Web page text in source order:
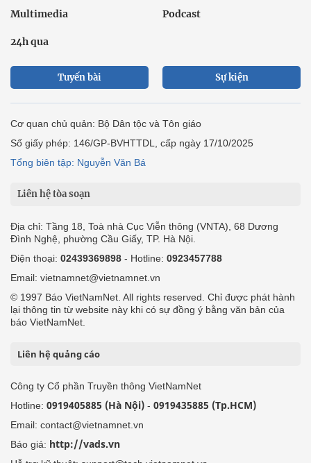
Multimedia Podcast
24h qua
Tuyến bài Sự kiện
Cơ quan chủ quản: Bộ Dân tộc và Tôn giáo
Số giấy phép: 146/GP-BVHTTDL, cấp ngày 17/10/2025
Tổng biên tập: Nguyễn Văn Bá
Liên hệ tòa soạn
Địa chỉ: Tầng 18, Toà nhà Cục Viễn thông (VNTA), 68 Dương
Đình Nghệ, phường Cầu Giấy, TP. Hà Nội.
Điện thoại: 02439369898 - Hotline: 0923457788
Email: vietnamnet@vietnamnet.vn
© 1997 Báo VietNamNet. All rights reserved. Chỉ được phát hành
lại thông tin từ website này khi có sự đồng ý bằng văn bản của
báo VietNamNet.
Liên hệ quảng cáo
Công ty Cổ phần Truyền thông VietNamNet
Hotline: 0919405885 (Hà Nội) - 0919435885 (Tp.HCM)
Email: contact@vietnamnet.vn
Báo giá: http://vads.vn